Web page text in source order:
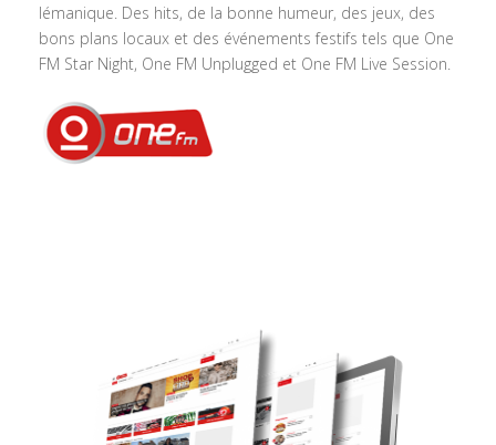
lémanique. Des hits, de la bonne humeur, des jeux, des
bons plans locaux et des événements festifs tels que One
FM Star Night, One FM Unplugged et One FM Live Session.